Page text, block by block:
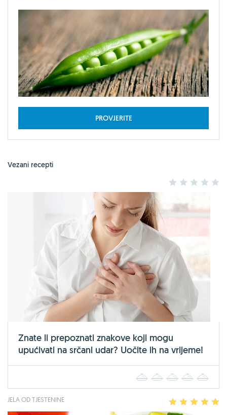
PROVJERITE
Vezani recepti
2 3 4
Znate li prepoznati znakove koji mogu
upućivati na srčani udar? Uočite ih na vrijeme!
2 3 4
JELA OD TJESTENINE 2 3 4